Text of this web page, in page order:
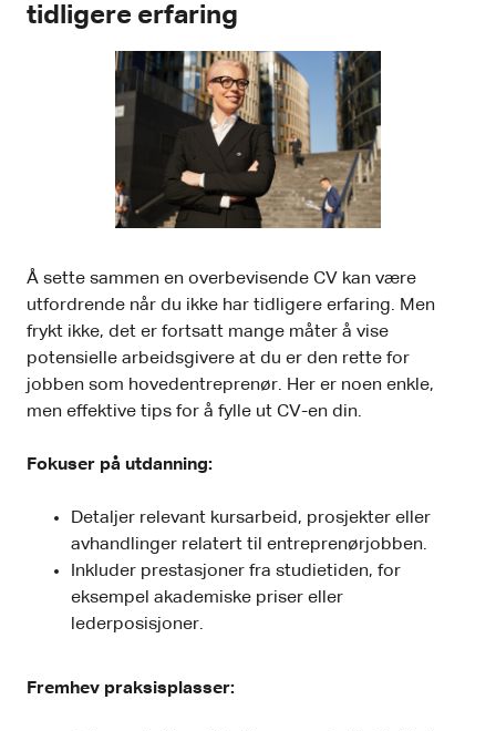
tidligere erfaring
Å sette sammen en overbevisende CV kan være
utfordrende når du ikke har tidligere erfaring. Men
frykt ikke, det er fortsatt mange måter å vise
potensielle arbeidsgivere at du er den rette for
jobben som hovedentreprenør. Her er noen enkle,
men effektive tips for å fylle ut CV-en din.
Fokuser på utdanning:
Detaljer relevant kursarbeid, prosjekter eller
avhandlinger relatert til entreprenørjobben.
Inkluder prestasjoner fra studietiden, for
eksempel akademiske priser eller
lederposisjoner.
Fremhev praksisplasser: